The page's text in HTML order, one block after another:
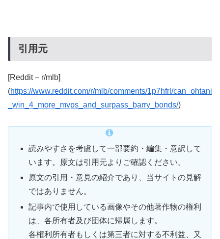
引用元
[Reddit – r/mlb]
(https://www.reddit.com/r/mlb/comments/1p7hfrl/can_ohtani
_win_4_more_mvps_and_surpass_barry_bonds/)
読みやすさを考慮して一部要約・編集・意訳して
います。原文は引用元よりご確認ください。
原文の引用・意見の紹介であり、当サイトの見解
ではありません。
記事内で使用している画像やその他著作物の権利
は、各所有者及び団体に帰属します。
各権利所有者もしくは第三者に対する不利益、又